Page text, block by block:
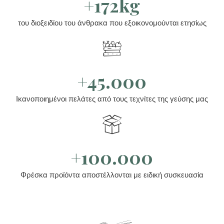
+172kg
του διοξειδίου του άνθρακα που εξοικονομούνται ετησίως
+45.000
Ικανοποιημένοι πελάτες από τους τεχνίτες της γεύσης μας
+100.000
Φρέσκα προϊόντα αποστέλλονται με ειδική συσκευασία